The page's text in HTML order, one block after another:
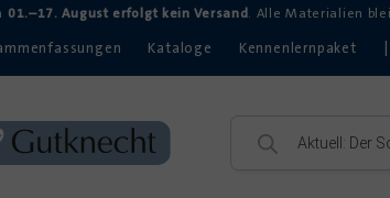
01.–17. August erfolgt kein Versand. Alle Materialien
Kataloge Kennenlernpaket